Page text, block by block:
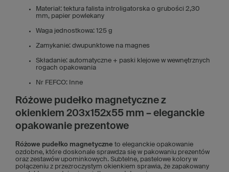
Materiał: tektura falista introligatorska o grubości 2,30
mm, papier powlekany
Waga jednostkowa: 125 g
Zamykanie: dwupunktowe na magnes
Składanie: automatyczne + paski klejowe w wewnętrznych
rogach opakowania
Nr FEFCO: Inne
Różowe pudełko magnetyczne z
okienkiem 203x152x55 mm – eleganckie
opakowanie prezentowe
Różowe pudełko magnetyczne to eleganckie opakowanie
ozdobne, które doskonale sprawdza się w pakowaniu prezentów
oraz zestawów upominkowych. Subtelne, pastelowe kolory w
połączeniu z przezroczystym okienkiem sprawia, że zapakowany